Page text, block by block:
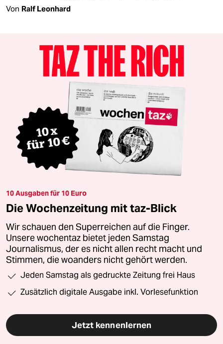
Von Ralf Leonhard
10 Ausgaben für 10 Euro
Die Wochenzeitung mit taz-Blick
Wir schauen den Superreichen auf die Finger.
Unsere wochentaz bietet jeden Samstag
Journalismus, der es nicht allen recht macht und
Stimmen, die woanders nicht gehört werden.
Jeden Samstag als gedruckte Zeitung frei Haus
Zusätzlich digitale Ausgabe inkl. Vorlesefunktion
Jetzt kennenlernen